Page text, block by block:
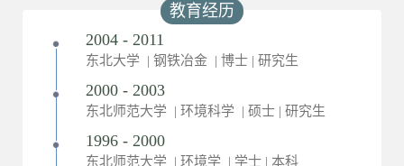
教育经历
2004 - 2011
东北大学 | 钢铁冶金 | 博士 | 研究生
2000 - 2003
东北师范大学 | 环境科学 | 硕士 | 研究生
1996 - 2000
东北师范大学 | 环境学 | 学士 | 本科